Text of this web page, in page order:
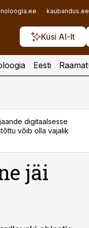
kaubandus.ee
Küsi AI-lt
Eesti
digitaalsesse
võib olla vajalik
jäi